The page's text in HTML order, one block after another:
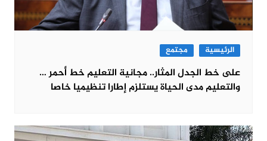
الرئيسية مجتمع
على خط الجدل المثار.. مجانية التعليم خط أحمر …
والتعليم مدى الحياة يستلزم إطارا تنظيميا خاصا